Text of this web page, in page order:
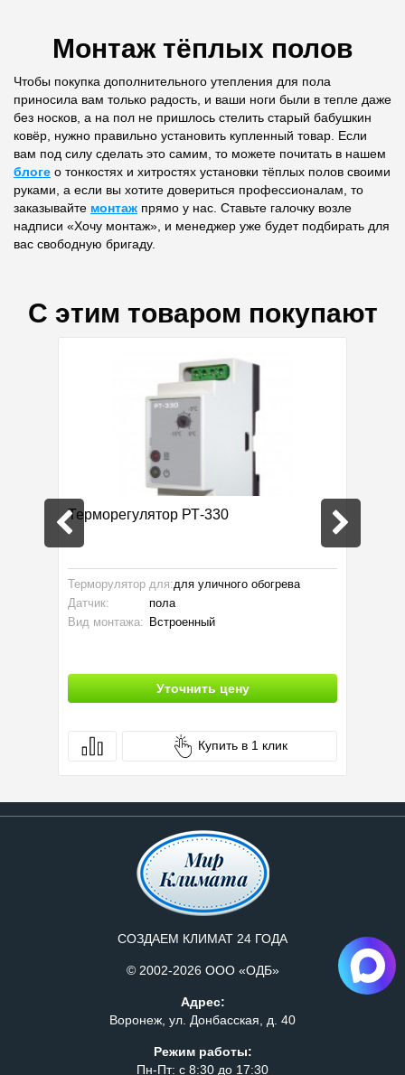
Монтаж тёплых полов
Чтобы покупка дополнительного утепления для пола
приносила вам только радость, и ваши ноги были в тепле даже
без носков, а на пол не пришлось стелить старый бабушкин
ковёр, нужно правильно установить купленный товар. Если
вам под силу сделать это самим, то можете почитать в нашем
блоге о тонкостях и хитростях установки тёплых полов своими
руками, а если вы хотите довериться профессионалам, то
заказывайте монтаж прямо у нас. Ставьте галочку возле
надписи «Хочу монтаж», и менеджер уже будет подбирать для
вас свободную бригаду.
С этим товаром покупают
Терморегулятор РТ-330
Терморулятор для:для уличного обогрева
Датчик:
пола
Вид монтажа: Встроенный
Уточнить цену
Купить в 1 клик
СОЗДАЕМ КЛИМАТ 24 ГОДА
© 2002-2026 ООО «ОДБ»
Адрес:
Воронеж, ул. Донбасская, д. 40
Режим работы:
Пн-Пт: с 8:30 до 17:30